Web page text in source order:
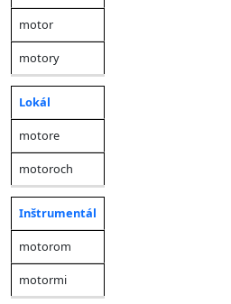
motor
motory
Lokál
motore
motoroch
Inštrumentál
motorom
motormi